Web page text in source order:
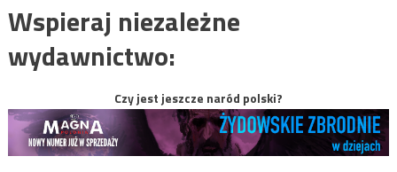
Wspieraj niezależne
wydawnictwo:
Czy jest jeszcze naród polski?